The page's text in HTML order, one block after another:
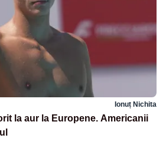
Ionuț Nichita
la aur la Europene. Americanii